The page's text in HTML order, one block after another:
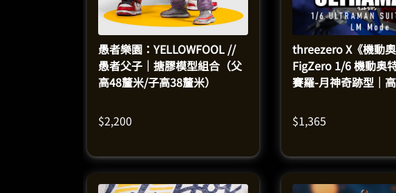
愚者樂園：YELLOWFOOL //
愚者父子｜搪膠模型組合（父
高48釐米/子高38釐米）
$2,200
threezero X《機動
FigZero 1/6 機動奥
賽羅-月神奇跡型｜
$1,365